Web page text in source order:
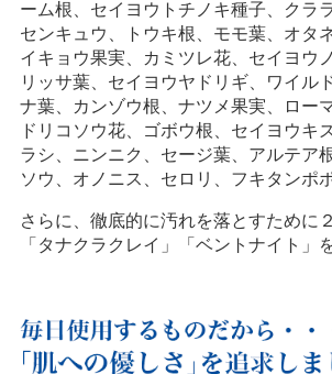
ーム根、セイヨウトチノキ種子、クラ
センキュウ、トウキ根、モモ葉、オタ
イキョウ果実、カミツレ花、セイヨウ
リッサ葉、セイヨウヤドリギ、ワイル
ナ葉、カンゾウ根、ナツメ果実、ロー
ドリコソウ花、ゴボウ根、セイヨウキ
ラシ、ニンニク、セージ葉、アルテア
ソウ、オノニス、セロリ、フキタンポ
さらに、徹底的に汚れを落とすために
「タナクラクレイ」「ベントナイト」